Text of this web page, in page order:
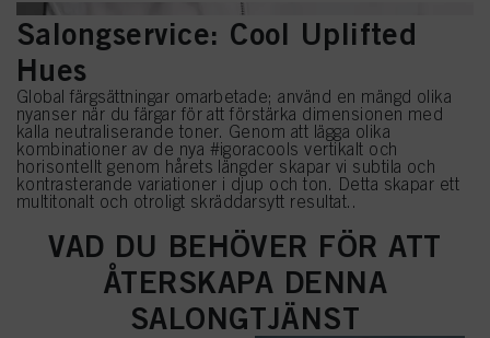
Salongservice: Cool Uplifted
Hues
Global färgsättningar omarbetade; använd en mängd olika
nyanser när du färgar för att förstärka dimensionen med
kalla neutraliserande toner. Genom att lägga olika
kombinationer av de nya #igoracools vertikalt och
horisontellt genom hårets längder skapar vi subtila och
kontrasterande variationer i djup och ton. Detta skapar ett
multitonalt och otroligt skräddarsytt resultat..
VAD DU BEHÖVER FÖR ATT
ÅTERSKAPA DENNA
SALONGTJÄNST
användningen av cookies samt behandlingen av dina personuppgifter för alla
ovan angivna ändamål. Om du klickar på ”Avvisa” används endast cookies
som är tekniskt nödvändiga för att tillhandahålla denna webbplats.